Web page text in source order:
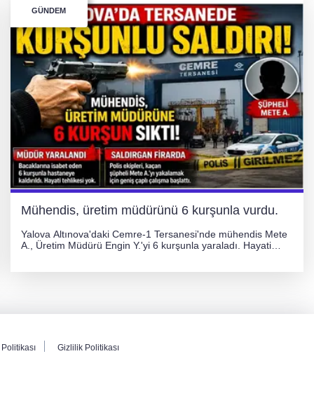
GÜNDEM
Mühendis, üretim müdürünü 6 kurşunla vurdu.
Yalova Altınova'daki Cemre-1 Tersanesi'nde mühendis Mete
A., Üretim Müdürü Engin Y.'yi 6 kurşunla yaraladı. Hayati
Gizlilik Politikası